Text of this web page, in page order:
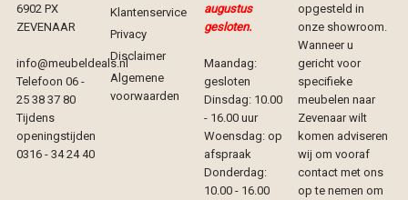
6902 PX
ZEVENAAR
info@meubeldeals.nl
Telefoon 06 -
25 38 37 80
Tijdens
openingstijden
0316 - 34 24 40
Klantenservice
Privacy
Disclaimer
Algemene
voorwaarden
augustus
gesloten.
Maandag:
gesloten
Dinsdag: 10.00
- 16.00 uur
Woensdag: op
afspraak
Donderdag:
10.00 - 16.00
opgesteld in
onze showroom.
Wanneer u
gericht voor
specifieke
meubelen naar
Zevenaar wilt
komen adviseren
wij om vooraf
contact met ons
op te nemen om